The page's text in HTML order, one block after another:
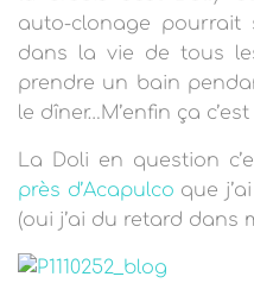
auto-clonage pourrait
dans la vie de tous
prendre un bain
le dîner…M’enfin ça
La Doli en question
près d’Acapulco que
(oui j’ai du retard dans